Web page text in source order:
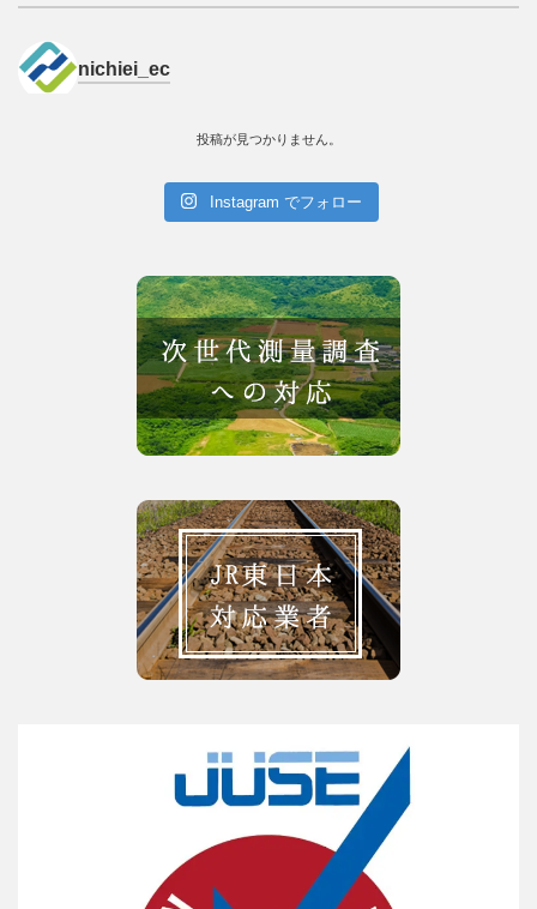
nichiei_ec
投稿が見つかりません。
Instagram でフォロー